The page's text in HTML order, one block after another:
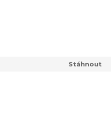
Stáhnout